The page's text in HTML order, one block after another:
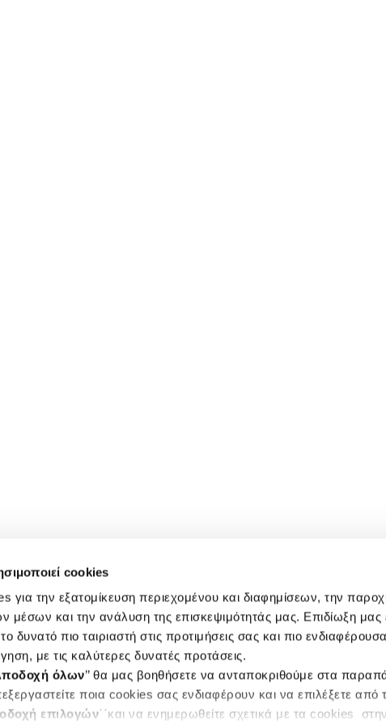
cookies
για την εξατομίκευση περιεχομένου και διαφημίσεων, την
μέσων και την ανάλυση της επισκεψιμότητάς μας. Επιδίωξη μας
δυνατό πιο ταιριαστή στις προτιμήσεις σας και πιο
με τις καλύτερες δυνατές προτάσεις.
όλων’’ θα μας βοηθήσετε να ανταποκριθούμε στα
ποια cookies σας ενδιαφέρουν και να επιλέξετε από
επιλογών΄΄και να ενημερωθείτε σχετικά με τα cookies